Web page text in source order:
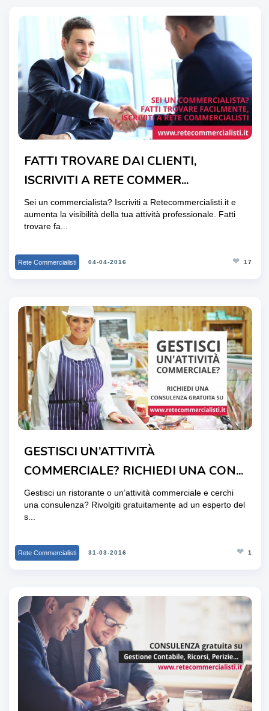
FATTI TROVARE DAI CLIENTI,
ISCRIVITI A RETE COMMER...
Sei un commercialista? Iscriviti a Retecommercialisti.it e
aumenta la visibilità della tua attività professionale. Fatti
trovare fa...
Rete Commercialisti 04-04-2016 ❤ 17
GESTISCI UN’ATTIVITÀ
COMMERCIALE? RICHIEDI UNA CON...
Gestisci un ristorante o un’attività commerciale e cerchi
una consulenza? Rivolgiti gratuitamente ad un esperto del
s...
Rete Commercialisti 31-03-2016 ❤ 1